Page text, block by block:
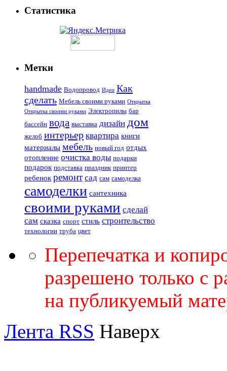
Статистика
Метки
handmade Водопровод Идеи Как
сделать Мебель своими руками Открытка
Открытка своими руками Электропилы бар
бассейн вода выставка дизайн дом
желоб интерьер квартира книги
материалы мебель новый год отдых
отопление очистка воды подарки
подарок подставка праздник принтер
ребенок ремонт сад сам самоделка
самоделки сантехника
своими руками сделай
сам сказка спорт стиль строительство
технологии труба цвет
Перепечатка и
разрешено только с
на публикуемый
Лента RSS Наверх